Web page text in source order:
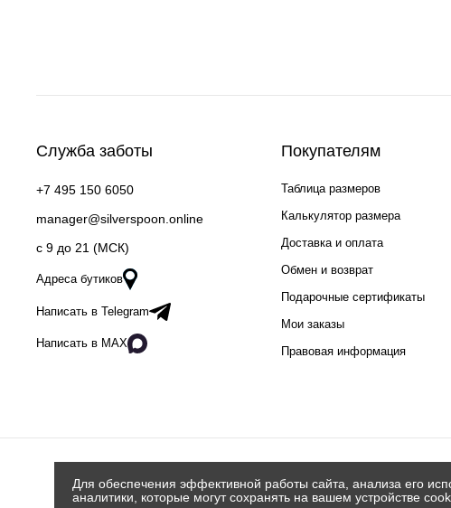
Служба заботы
+7 495 150 6050
manager@silverspoon.online
c 9 до 21 (МСК)
Адреса бутиков
Написать в Telegram
Написать в MAX
Покупателям
Таблица размеров
Калькулятор размера
Доставка и оплата
Обмен и возврат
Подарочные сертификаты
Мои заказы
Правовая информация
Для обеспечения эффективной работы сайта, анализа его
аналитики, которые могут сохранять на вашем устройстве